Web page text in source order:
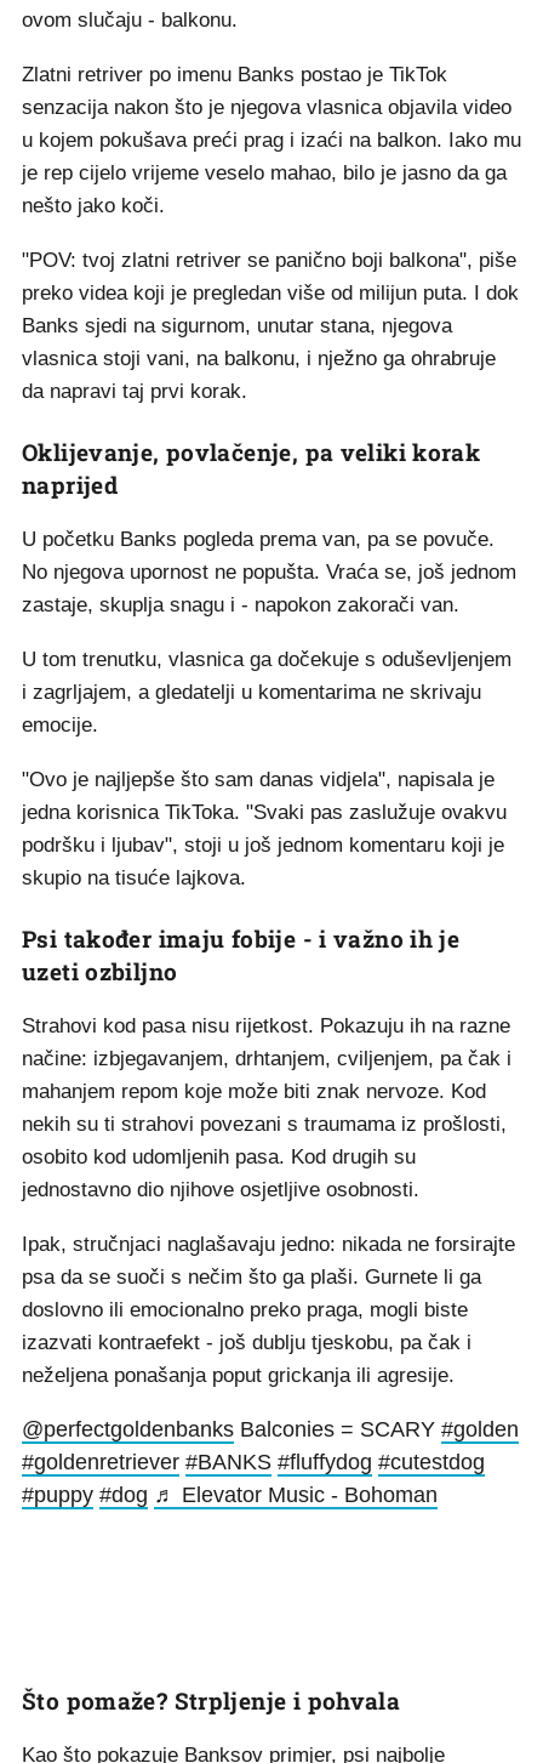
ovom slučaju - balkonu.
Zlatni retriver po imenu Banks postao je TikTok
senzacija nakon što je njegova vlasnica objavila video
u kojem pokušava preći prag i izaći na balkon. Iako mu
je rep cijelo vrijeme veselo mahao, bilo je jasno da ga
nešto jako koči.
"POV: tvoj zlatni retriver se panično boji balkona", piše
preko videa koji je pregledan više od milijun puta. I dok
Banks sjedi na sigurnom, unutar stana, njegova
vlasnica stoji vani, na balkonu, i nježno ga ohrabruje
da napravi taj prvi korak.
Oklijevanje, povlačenje, pa veliki korak
naprijed
U početku Banks pogleda prema van, pa se povuče.
No njegova upornost ne popušta. Vraća se, još jednom
zastaje, skuplja snagu i - napokon zakorači van.
U tom trenutku, vlasnica ga dočekuje s oduševljenjem
i zagrljajem, a gledatelji u komentarima ne skrivaju
emocije.
"Ovo je najljepše što sam danas vidjela", napisala je
jedna korisnica TikToka. "Svaki pas zaslužuje ovakvu
podršku i ljubav", stoji u još jednom komentaru koji je
skupio na tisuće lajkova.
Psi također imaju fobije - i važno ih je
uzeti ozbiljno
Strahovi kod pasa nisu rijetkost. Pokazuju ih na razne
načine: izbjegavanjem, drhtanjem, cviljenjem, pa čak i
mahanjem repom koje može biti znak nervoze. Kod
nekih su ti strahovi povezani s traumama iz prošlosti,
osobito kod udomljenih pasa. Kod drugih su
jednostavno dio njihove osjetljive osobnosti.
Ipak, stručnjaci naglašavaju jedno: nikada ne forsirajte
psa da se suoči s nečim što ga plaši. Gurnete li ga
doslovno ili emocionalno preko praga, mogli biste
izazvati kontraefekt - još dublju tjeskobu, pa čak i
neželjena ponašanja poput grickanja ili agresije.
@perfectgoldenbanks Balconies = SCARY #golden
#goldenretriever #BANKS #fluffydog #cutestdog
#puppy #dog ♬ Elevator Music - Bohoman
Što pomaže? Strpljenje i pohvala
Kao što pokazuje Banksov primjer, psi najbolje